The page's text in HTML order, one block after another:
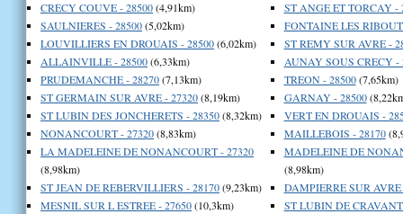
CRECY COUVE - 28500(4,91km)
SAULNIERES - 28500(5,02km)
LOUVILLIERS EN DROUAIS - 28500(6,02km)
ALLAINVILLE - 28500(6,33km)
PRUDEMANCHE - 28270(7,13km)
ST GERMAIN SUR AVRE - 27320(8,19km)
ST LUBIN DES JONCHERETS - 28350(8,32km)
NONANCOURT - 27320(8,83km)
LA MADELEINE DE NONANCOURT - 27320
(8,98km)
ST JEAN DE REBERVILLIERS - 28170(9,23km)
MESNIL SUR L ESTREE - 27650(10,3km)
ST ANGE ET TORCAY -
FONTAINE LES
ST REMY SUR AVRE -
AUNAY SOUS CRECY -
TREON - 28500(7,65km)
GARNAY - 28500
VERT EN DROUAIS -
MAILLEBOIS - 28170
MADELEINE DE
(8,98km)
DAMPIERRE SUR AVRE
ST LUBIN DE